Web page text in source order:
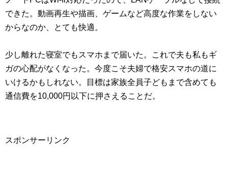
できた。動画再生や描画、ゲームなど高度な作業をしない
からなのか、とても快適。
少し離れた寝室でもスマホまで届いた。これで夫も私もギ
ガの心配がなくなった。今度こそ夫婦で格安スマホの道に
いけるかもしれない。目標は家族全員子どもまで含めても
通信費を10,000円以下に押さえることだ。
スポンサーリンク